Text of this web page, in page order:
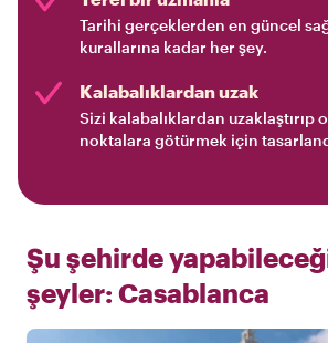
Tarihi gerçeklerden en güncel
kurallarına kadar her şey.
Kalabalıklardan uzak
Sizi kalabalıklardan uzaklaştırıp
noktalara götürmek için
Şu şehirde
şeyler: Casablanca